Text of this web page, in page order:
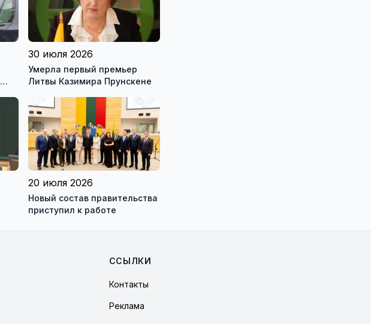
30 июля 2026
Умерла первый премьер
Литвы Казимира Прунскене
20 июля 2026
Новый состав правительства
приступил к работе
ССЫЛКИ
Контакты
Реклама